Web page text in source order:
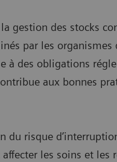
gestion des stocks
par les organismes
à des obligations
aux bonnes
du risque
les soins et les